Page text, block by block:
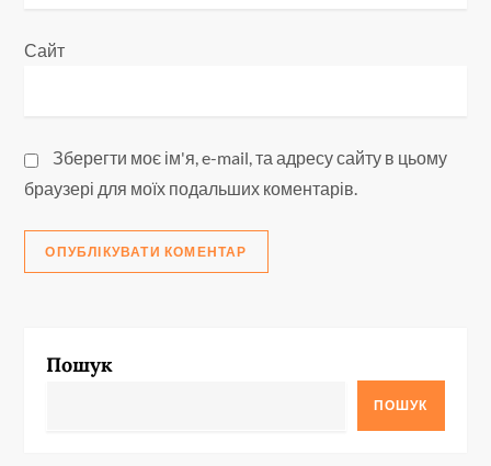
Сайт
Зберегти моє ім'я, e-mail, та адресу сайту в цьому
браузері для моїх подальших коментарів.
Пошук
ПОШУК